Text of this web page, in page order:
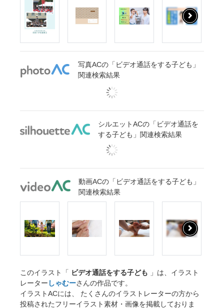
写真ACの「ビデオ通話をする子ども」
関連検索結果
シルエットACの「ビデオ通話を
する子ども」関連検索結果
動画ACの「ビデオ通話をする子ども」
関連検索結果
このイラスト「 ビデオ通話をする子ども 」は、イラスト
レーター しゃむーさんの作品です。
イラストACには、 たくさんのイラストレーターの方から
投稿されたフリーイラスト素材・画像を掲載しておりま